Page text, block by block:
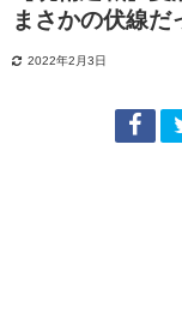
まさかの伏線
2022年2月3日